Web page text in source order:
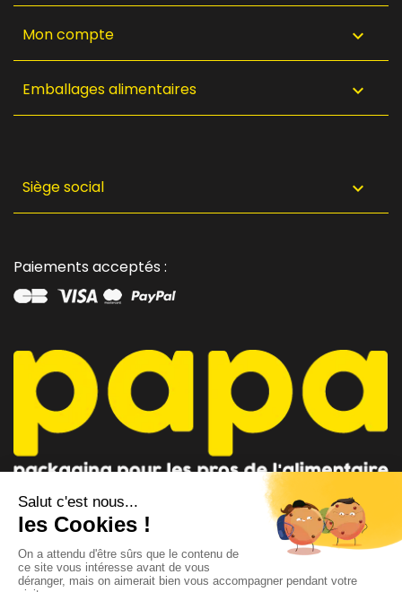
CONSEILLER PAPA
AU 04 91 35 09 09
CONTACTEZ-NOUS
par mail
Mon compte 
Emballages alimentaires 
Siège social 
Paiements acceptés :